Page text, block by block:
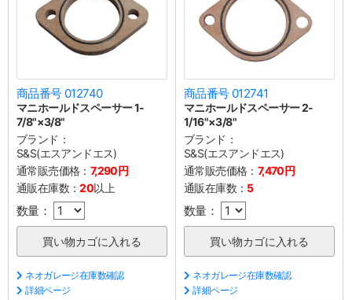
商品番号 012740
マニホールドスペーサー 1-
7/8"×3/8"
ブランド：
S&S(エスアンドエス)
通常販売価格： 7,290円
通販在庫数：20以上
数量：
ネオガレージ在庫数確認
詳細ページ
商品番号 012741
マニホールドスペーサー 2-
1/16"×3/8"
ブランド：
S&S(エスアンドエス)
通常販売価格： 7,470円
通販在庫数： 5
数量：
ネオガレージ在庫数確認
詳細ページ